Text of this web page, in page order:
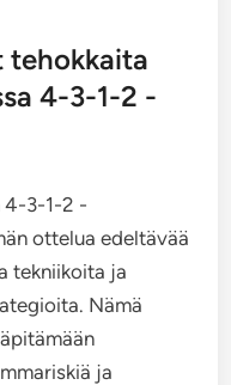
tehokkaita
4-3-1-2 -
4-3-1-2 -
ottelua edeltävää
tekniikoita ja
Nämä
ja